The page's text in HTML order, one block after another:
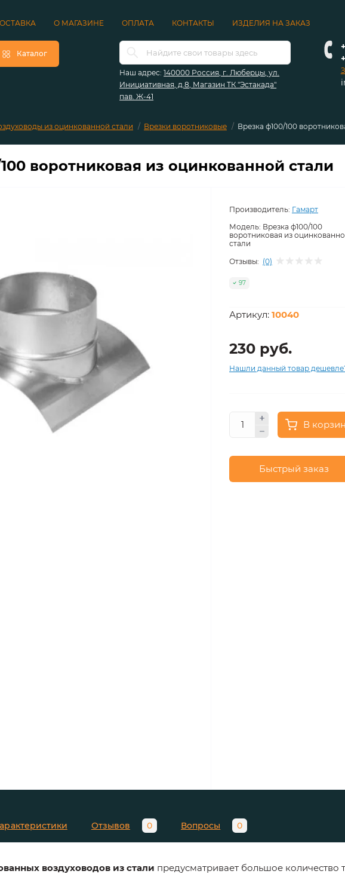
О МАГАЗИНЕ ОПЛАТА КОНТАКТЫ ИЗДЕЛИЯ НА ЗАКАЗ
Каталог
Наш адрес: 140000 Россия, г. Люберцы, ул.
Инициативная, д.8, Магазин ТК "Эстакада"
пав. Ж-41
из оцинкованной стали Врезки воротниковые Врезка ф100/100
воротниковая из оцинкованной стали
Производитель: Гамарт
Модель: Врезка ф100/100
воротниковая из
стали
Отзывы: (0)
97
Артикул: 10040
230 руб.
Нашли данный товар
В
Быстрый заказ
Отзывов 0 Вопросы 0
воздуховодов из стали предусматривает большое количество